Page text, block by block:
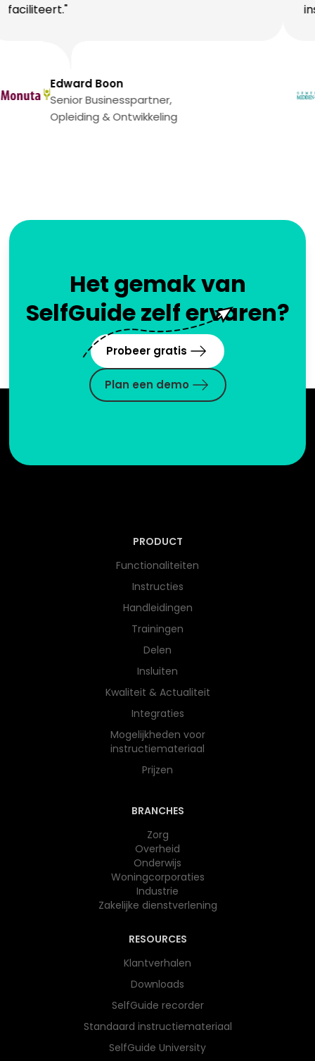
Edward Boon
Senior Businesspartner,
Opleiding & Ontwikkeling
Het gemak van
SelfGuide zelf ervaren?
Probeer gratis
Plan een demo
PRODUCT
Functionaliteiten
Instructies
Handleidingen
Trainingen
Delen
Insluiten
Kwaliteit & Actualiteit
Integraties
Mogelijkheden voor
instructiemateriaal
Prijzen
BRANCHES
Zorg
Overheid
Onderwijs​
Woningcorporaties
Industrie
Zakelijke dienstverlening
RESOURCES
Klantverhalen
Downloads
SelfGuide recorder
Standaard instructiemateriaal
SelfGuide University